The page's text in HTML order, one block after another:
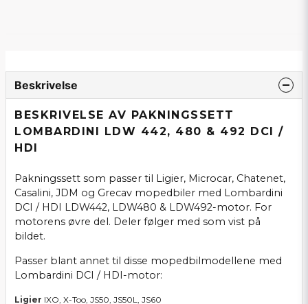
Beskrivelse
BESKRIVELSE AV PAKNINGSSETT
LOMBARDINI LDW 442, 480 & 492 DCI /
HDI
Pakningssett som passer til Ligier, Microcar, Chatenet,
Casalini, JDM og Grecav mopedbiler med Lombardini
DCI / HDI LDW442, LDW480 & LDW492-motor. For
motorens øvre del. Deler følger med som vist på
bildet.
Passer blant annet til disse mopedbilmodellene med
Lombardini DCI / HDI-motor:
Ligier IXO, X-Too, JS50, JS50L, JS60